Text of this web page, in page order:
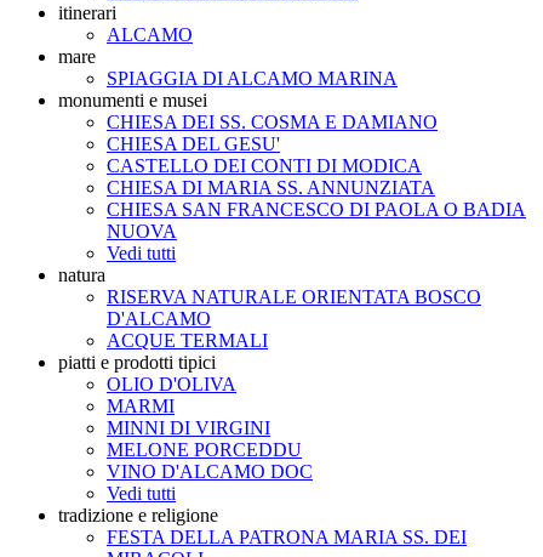
itinerari
ALCAMO
mare
SPIAGGIA DI ALCAMO MARINA
monumenti e musei
CHIESA DEI SS. COSMA E DAMIANO
CHIESA DEL GESU'
CASTELLO DEI CONTI DI MODICA
CHIESA DI MARIA SS. ANNUNZIATA
CHIESA SAN FRANCESCO DI PAOLA O BADIA
NUOVA
Vedi tutti
natura
RISERVA NATURALE ORIENTATA BOSCO
D'ALCAMO
ACQUE TERMALI
piatti e prodotti tipici
OLIO D'OLIVA
MARMI
MINNI DI VIRGINI
MELONE PORCEDDU
VINO D'ALCAMO DOC
Vedi tutti
tradizione e religione
FESTA DELLA PATRONA MARIA SS. DEI